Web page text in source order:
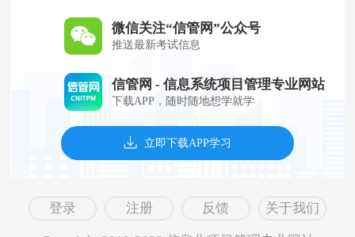
微信关注“信管网”公众号
推送最新考试信息
信管网 - 信息系统项目管理专业网站
下载APP，随时随地想学就学
立即下载APP学习
登录 注册 反馈 关于我们